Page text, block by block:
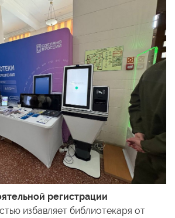
регистрации
избавляет библиотекаря от